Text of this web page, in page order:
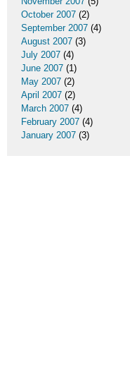
October 2007 (2)
September 2007 (4)
August 2007 (3)
July 2007 (4)
June 2007 (1)
May 2007 (2)
April 2007 (2)
March 2007 (4)
February 2007 (4)
January 2007 (3)